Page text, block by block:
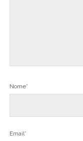
Nome*
Email*